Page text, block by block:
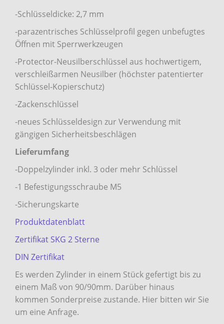
-Schlüsseldicke: 2,7 mm
-parazentrisches Schlüsselprofil gegen unbefugtes
Öffnen mit Sperrwerkzeugen
-Protector-Neusilberschlüssel aus hochwertigem,
verschleißarmen Neusilber (höchster patentierter
Schlüssel-Kopierschutz)
-Zackenschlüssel
-neues Schlüsseldesign zur Verwendung mit
gängigen Sicherheitsbeschlägen
Lieferumfang
-Doppelzylinder inkl. 3 oder mehr Schlüssel
-1 Befestigungsschraube M5
-Sicherungskarte
Produktdatenblatt
Zertifikat SKG 2 Sterne
DIN Zertifikat
Es werden Zylinder in einem Stück gefertigt bis zu
einem Maß von 90/90mm. Darüber hinaus
kommen Sonderpreise zustande. Hier bitten wir Sie
um eine Anfrage.